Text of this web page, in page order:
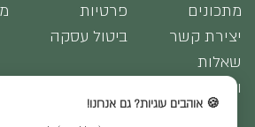
מתכונים
יצירת קשר
שאלות
ותשובות
פרטיות
ביטול עסקה
🍪 אוהבים עוגיות? גם אנחנו!